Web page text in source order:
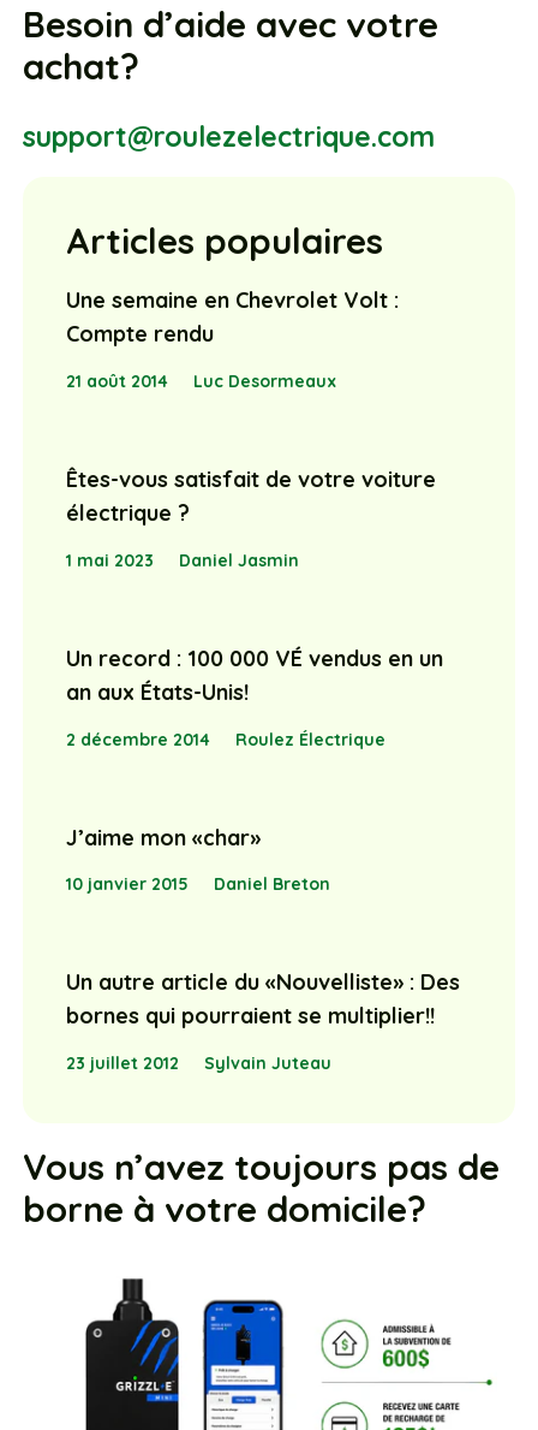
Besoin d’aide avec votre
achat?
support@roulezelectrique.com
Articles populaires
Une semaine en Chevrolet Volt :
Compte rendu
21 août 2014 Luc Desormeaux
Êtes-vous satisfait de votre voiture
électrique ?
1 mai 2023 Daniel Jasmin
Un record : 100 000 VÉ vendus en un
an aux États-Unis!
2 décembre 2014 Roulez Électrique
J’aime mon «char»
10 janvier 2015 Daniel Breton
Un autre article du «Nouvelliste» : Des
bornes qui pourraient se multiplier!!
23 juillet 2012 Sylvain Juteau
Vous n’avez toujours pas de
borne à votre domicile?